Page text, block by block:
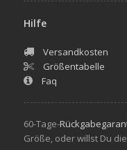
Hilfe
Versandkosten
Größentabelle
Faq
60-Tage-
Größe, oder willst Du